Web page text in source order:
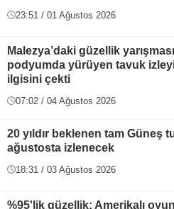
23:51 / 01 Ağustos 2026
Malezya’daki güzellik
podyumda yürüyen tavuk
ilgisini çekti
07:02 / 04 Ağustos 2026
20 yıldır beklenen tam Güneş
ağustosta izlenecek
18:31 / 03 Ağustos 2026
%95'lik güzellik: Amerikalı